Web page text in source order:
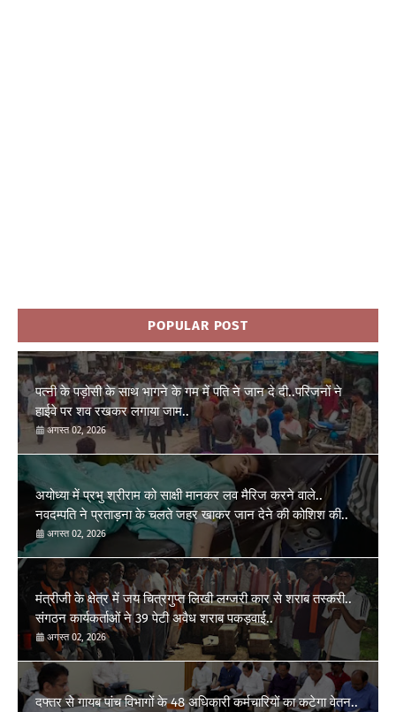
POPULAR POST
पत्नी के पड़ोसी के साथ भागने के गम में पति ने जान दे दी..परिजनों ने
हाईवे पर शव रखकर लगाया जाम..
अगस्त 02, 2026
अयोध्या में प्रभु श्रीराम को साक्षी मानकर लव मैरिज करने वाले..
नवदम्पति ने प्रताड़ना के चलते जहर खाकर जान देने की कोशिश की..
अगस्त 02, 2026
मंत्रीजी के क्षेत्र में जय चित्रगुप्त लिखी लग्जरी कार से शराब तस्करी..
संगठन कार्यकर्ताओं ने 39 पेटी अवैध शराब पकड़वाई..
अगस्त 02, 2026
दफ्तर से गायब पांच विभागों के 48 अधिकारी कर्मचारियों का कटेगा वेतन..